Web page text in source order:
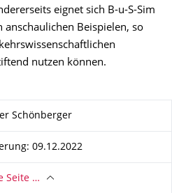
eignet sich B-u-S-Sim
anschaulichen Beispielen, so
nutzen können.
Schönberger
09.12.2022
Seite …